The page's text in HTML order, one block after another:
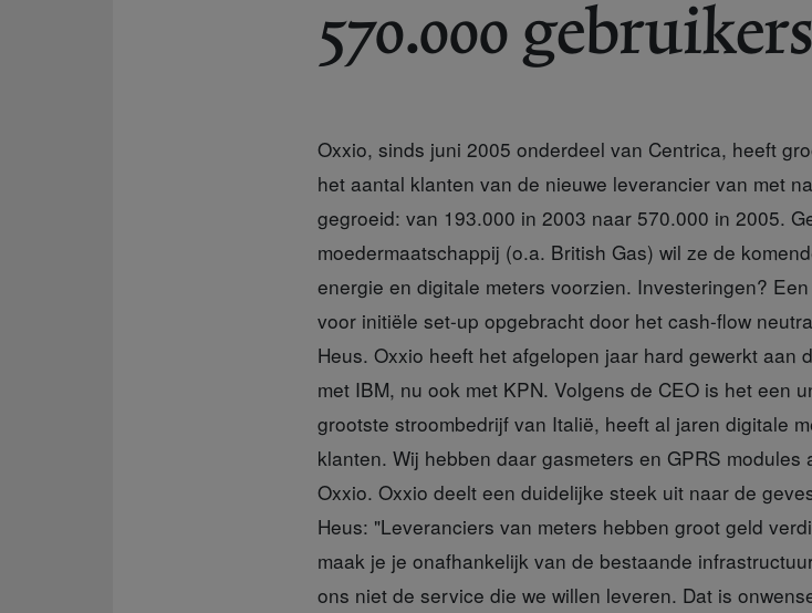
570.000 gebruikers
Oxxio, sinds juni 2005 onderdeel van Centrica, heeft
het aantal klanten van de nieuwe leverancier van met
gegroeid: van 193.000 in 2003 naar 570.000 in 2005.
moedermaatschappij (o.a. British Gas) wil ze de
energie en digitale meters voorzien. Investeringen?
voor initiële set-up opgebracht door het cash-flow
Heus. Oxxio heeft het afgelopen jaar hard gewerkt aan
met IBM, nu ook met KPN. Volgens de CEO is het een
grootste stroombedrijf van Italië, heeft al jaren digitale
klanten. Wij hebben daar gasmeters en GPRS
Oxxio. Oxxio deelt een duidelijke steek uit naar de
Heus: "Leveranciers van meters hebben groot geld
maak je je onafhankelijk van de bestaande
ons niet de service die we willen leveren. Dat is